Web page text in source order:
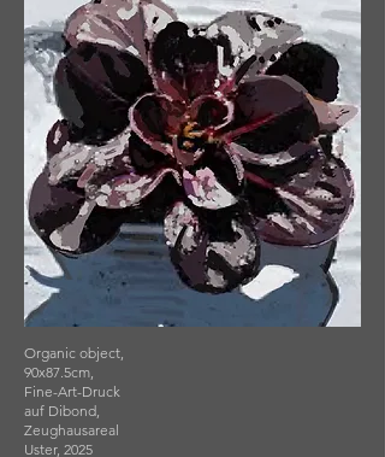
Organic object,
90x87.5cm,
Fine-Art-Druck
auf Dibond,
Zeughausareal
Uster, 2025